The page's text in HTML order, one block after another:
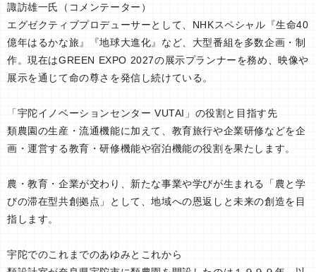
諏訪雄一氏（コメンテーター）
エグゼクティブプロデューサーとして、NHKスペシャル『生命40
億年はるかな旅』『地球大進化』など、大型番組を多数企画・制
作。現在はGREEN EXPO 2027の展示プランナーを務め、映像や
展示を通じて命の尊さを発信し続けている。
「宇陀イノベーションセンター VUTAI」の役割と目指す先
類農園の生産・流通機能に加えて、教育旅行や企業研修などを企
画・運営する教育・研修機能や宿泊機能の役割を果たします。
農・教育・企業が交わり、新たな事業や学びが生まれる「農と学
びの滞在型共創拠点」として、地域への恩返しと未来の創造を目
指します。
宇陀でのこれまでのあゆみとこれから